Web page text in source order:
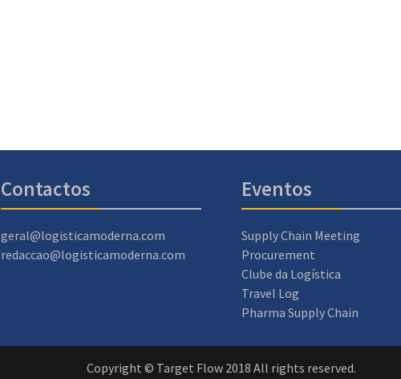
Contactos
geral@logisticamoderna.com
redaccao@logisticamoderna.com
Eventos
Supply Chain Meeting
Procurement
Clube da Logística
Travel Log
Pharma Supply Chain
Copyright © Target Flow 2018 All rights reserved.